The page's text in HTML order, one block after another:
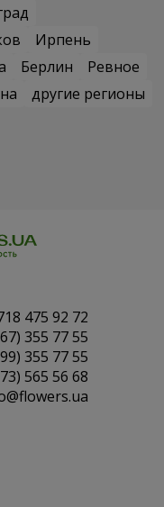
Ирпень
Берлин
Ревное
другие регионы
475 92 72
355 77 55
355 77 55
565 56 68